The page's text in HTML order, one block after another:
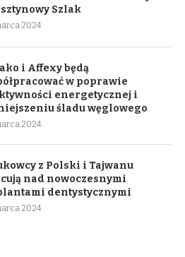
Szlak
2024
i Affexy będą
w poprawie
energetycznej i
śladu węglowego
2024
z Polski i Tajwanu
nad nowoczesnymi
dentystycznymi
2024